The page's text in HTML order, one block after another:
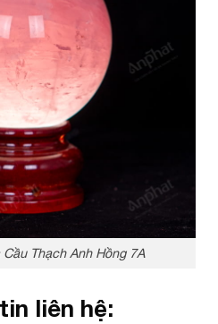
Thạch Anh Hồng 7A
liên hệ: